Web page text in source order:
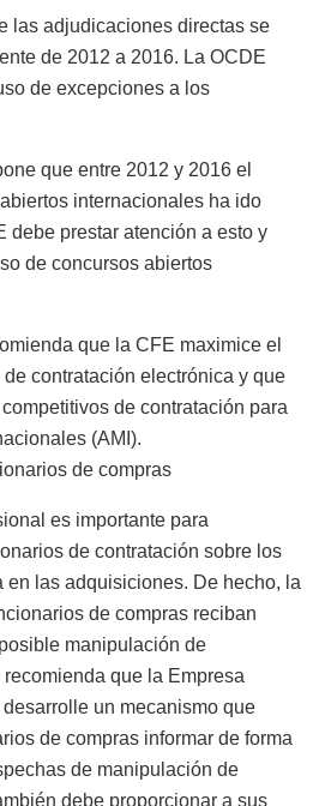
las adjudicaciones directas se
de 2012 a 2016. La OCDE
de excepciones a los
que entre 2012 y 2016 el
internacionales ha ido
debe prestar atención a esto y
de concursos abiertos
que la CFE maximice el
contratación electrónica y que
de contratación para
(AMI).
de compras
es importante para
de contratación sobre los
en las adquisiciones. De hecho, la
de compras reciban
manipulación de
que la Empresa
un mecanismo que
de compras informar de forma
de manipulación de
debe proporcionar a sus